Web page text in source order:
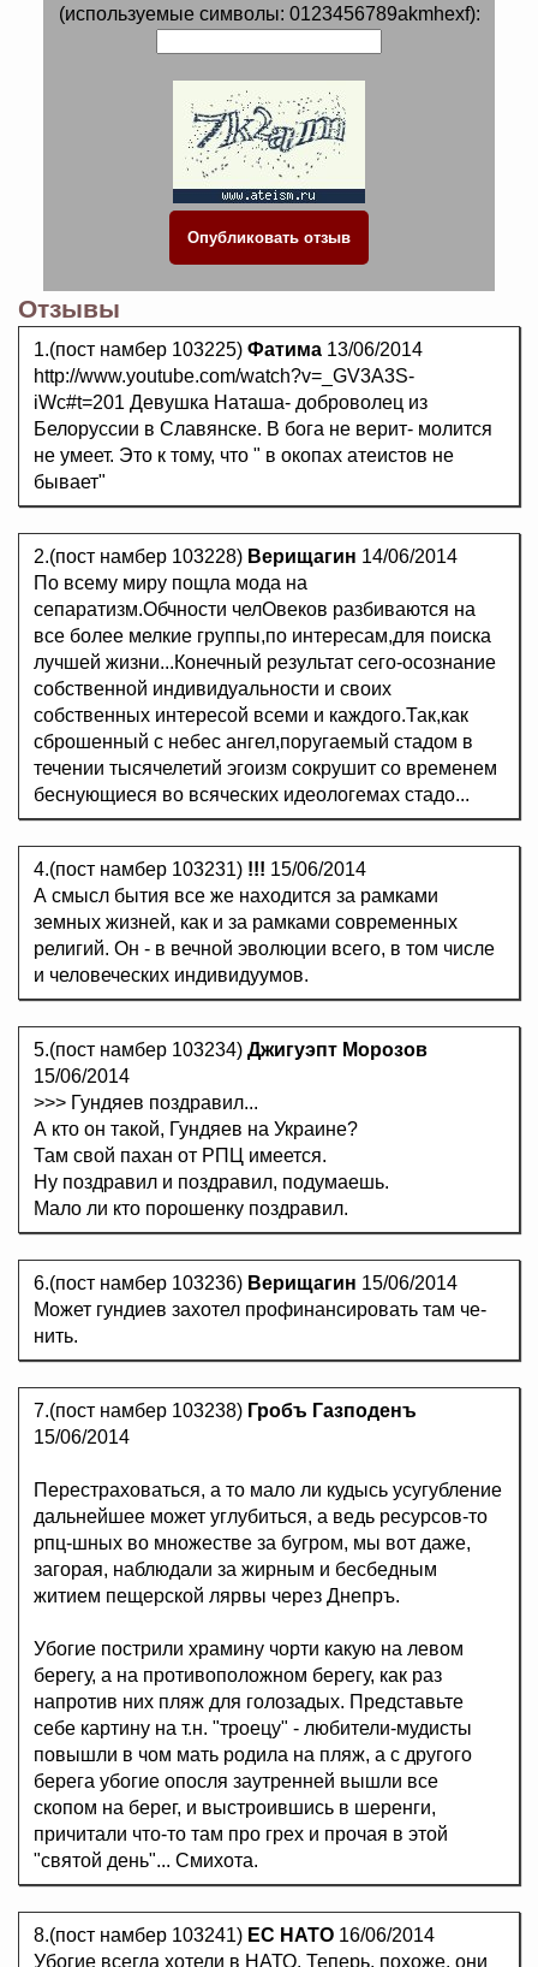
(используемые символы: 0123456789akmhexf):
Отзывы
1.(пост намбер 103225) Фатима 13/06/2014
http://www.youtube.com/watch?v=_GV3A3S-
iWc#t=201 Девушка Наташа- доброволец из
Белоруссии в Славянске. В бога не верит- молится
не умеет. Это к тому, что " в окопах атеистов не
бывает"
2.(пост намбер 103228) Верищагин 14/06/2014
По всему миру пощла мода на
сепаратизм.Обчности челОвеков разбиваются на
все более мелкие группы,по интересам,для поиска
лучшей жизни...Конечный результат сего-осознание
собственной индивидуальности и своих
собственных интересой всеми и каждого.Так,как
сброшенный с небес ангел,поругаемый стадом в
течении тысячелетий эгоизм сокрушит со временем
беснующиеся во всяческих идеологемах стадо...
4.(пост намбер 103231) !!! 15/06/2014
А смысл бытия все же находится за рамками
земных жизней, как и за рамками современных
религий. Он - в вечной эволюции всего, в том числе
и человеческих индивидуумов.
5.(пост намбер 103234) Джигуэпт Морозов
15/06/2014
>>> Гундяев поздравил...
А кто он такой, Гундяев на Украине?
Там свой пахан от РПЦ имеется.
Ну поздравил и поздравил, подумаешь.
Мало ли кто порошенку поздравил.
6.(пост намбер 103236) Верищагин 15/06/2014
Может гундиев захотел профинансировать там че-
нить.
7.(пост намбер 103238) Гробъ Газподенъ
15/06/2014
Перестраховаться, а то мало ли кудысь усугубление
дальнейшее может углубиться, а ведь ресурсов-то
рпц-шных во множестве за бугром, мы вот даже,
загорая, наблюдали за жирным и бесбедным
житием пещерской лярвы через Днепръ.
Убогие пострили храмину чорти какую на левом
берегу, а на противоположном берегу, как раз
напротив них пляж для голозадых. Представьте
себе картину на т.н. "троецу" - любители-мудисты
повышли в чом мать родила на пляж, а с другого
берега убогие опосля заутренней вышли все
скопом на берег, и выстроившись в шеренги,
причитали что-то там про грех и прочая в этой
"святой день"... Смихота.
8.(пост намбер 103241) ЕС НАТО 16/06/2014
Убогие всегда хотели в НАТО. Теперь, похоже, они